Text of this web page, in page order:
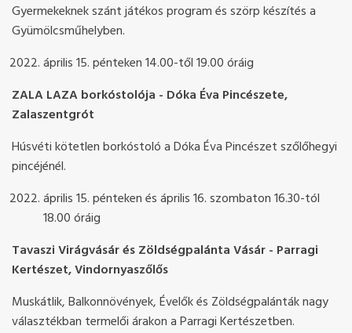
Gyermekeknek szánt játékos program és szörp készítés a
Gyümölcsműhelyben.
április 15. pénteken 14.00-től 19.00 óráig
ZALA LAZA borkóstolója - Dóka Éva Pincészete,
Zalaszentgrót
Húsvéti kötetlen borkóstoló a Dóka Éva Pincészet szőlőhegyi
pincéjénél.
április 15. pénteken és április 16. szombaton 16.30-tól
18.00 óráig
Tavaszi Virágvásár és Zöldségpalánta Vásár - Parragi
Kertészet, Vindornyaszőlős
Muskátlik, Balkonnövények, Évelők és Zöldségpalánták nagy
választékban termelői árakon a Parragi Kertészetben.